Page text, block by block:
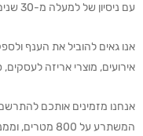
עם ניסיון של למעלה מ-30 שנים,
אנו גאים להוביל את הענף
אירועים, מוצרי אריזה לעסקים,
אנחנו מזמינים אותכם
המשתרע על 800